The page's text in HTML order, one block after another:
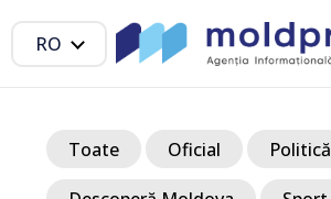
RO
Toate Oficial Politică